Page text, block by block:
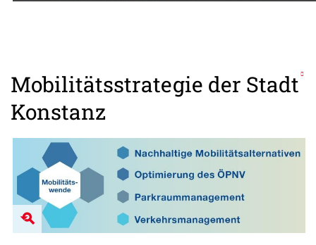
Mobilitätsstrategie der Stadt
Konstanz